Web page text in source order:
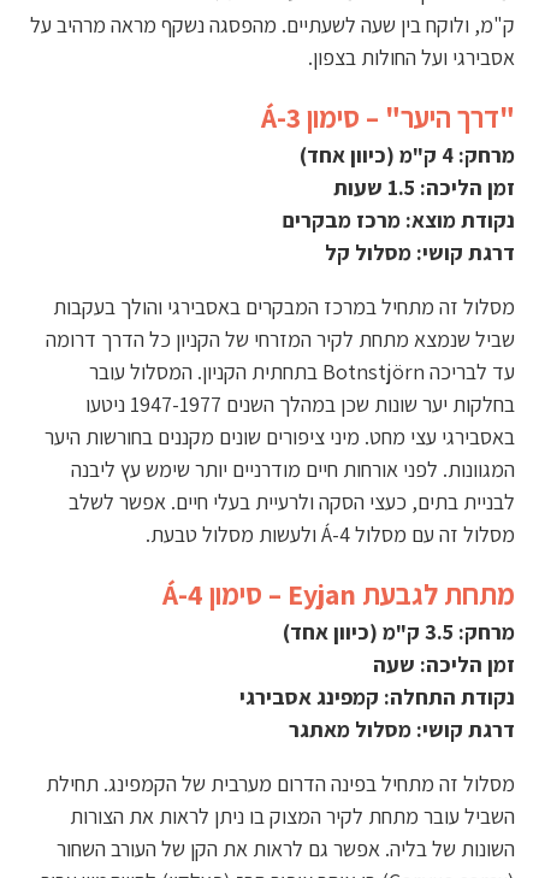
ק"מ, ולוקח בין שעה לשעתיים. מהפסגה נשקף מראה מרהיב על
אסבירגי ועל החולות בצפון.
"דרך היער" – סימון Á-3
מרחק: 4 ק"מ (כיוון אחד)
זמן הליכה: 1.5 שעות
נקודת מוצא: מרכז מבקרים
דרגת קושי: מסלול קל
מסלול זה מתחיל במרכז המבקרים באסבירגי והולך בעקבות
שביל שנמצא מתחת לקיר המזרחי של הקניון כל הדרך דרומה
עד לבריכה Botnstjörn בתחתית הקניון. המסלול עובר
בחלקות יער שונות שכן במהלך השנים 1947-1977 ניטעו
באסבירגי עצי מחט. מיני ציפורים שונים מקננים בחורשות היער
המגוונות. לפני אורחות חיים מודרניים יותר שימש עץ ליבנה
לבניית בתים, כעצי הסקה ולרעיית בעלי חיים. אפשר לשלב
מסלול זה עם מסלול Á-4 ולעשות מסלול טבעת.
מתחת לגבעת Eyjan – סימון Á-4
מרחק: 3.5 ק"מ (כיוון אחד)
זמן הליכה: שעה
נקודת התחלה: קמפינג אסבירגי
דרגת קושי: מסלול מאתגר
מסלול זה מתחיל בפינה הדרום מערבית של הקמפינג. תחילת
השביל עובר מתחת לקיר המצוק בו ניתן לראות את הצורות
השונות של בליה. אפשר גם לראות את הקן של העורב השחור